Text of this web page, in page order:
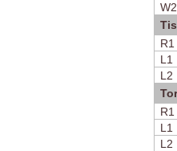
W2
R1
L1
L2
R1
L1
L2